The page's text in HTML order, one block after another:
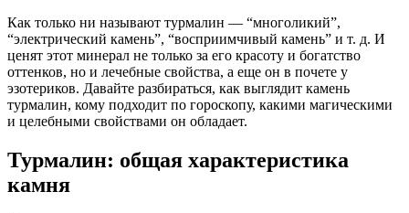
Как только ни называют турмалин — “многоликий”,
“электрический камень”, “восприимчивый камень” и т. д. И
ценят этот минерал не только за его красоту и богатство
оттенков, но и лечебные свойства, а еще он в почете у
эзотериков. Давайте разбираться, как выглядит камень
турмалин, кому подходит по гороскопу, какими магическими
и целебными свойствами он обладает.
Турмалин: общая характеристика
камня